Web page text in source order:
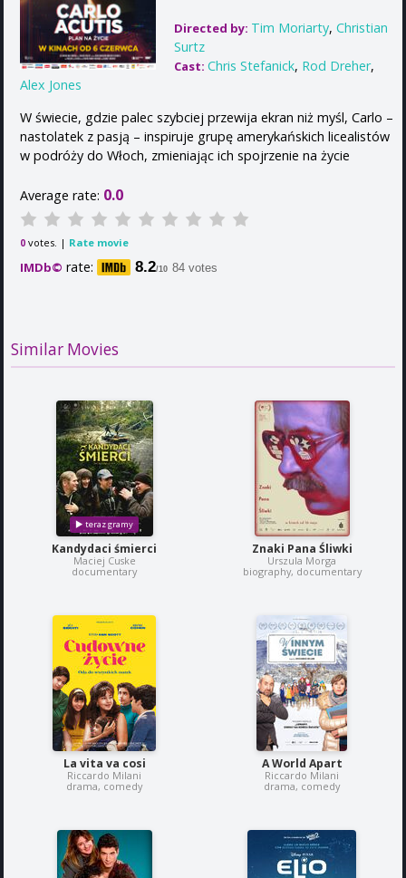
Directed by: Tim Moriarty, Christian
Surtz
Cast: Chris Stefanick, Rod Dreher,
Alex Jones
W świecie, gdzie palec szybciej przewija ekran niż myśl, Carlo –
nastolatek z pasją – inspiruje grupę amerykańskich licealistów
w podróży do Włoch, zmieniając ich spojrzenie na życie
Average rate: 0.0
0 votes. | Rate movie
IMDb© rate: 8.2/10 84 votes
Similar Movies
Kandydaci śmierci
Maciej Cuske
documentary
Znaki Pana Śliwki
Urszula Morga
biography, documentary
La vita va cosi
Riccardo Milani
drama, comedy
A World Apart
Riccardo Milani
drama, comedy